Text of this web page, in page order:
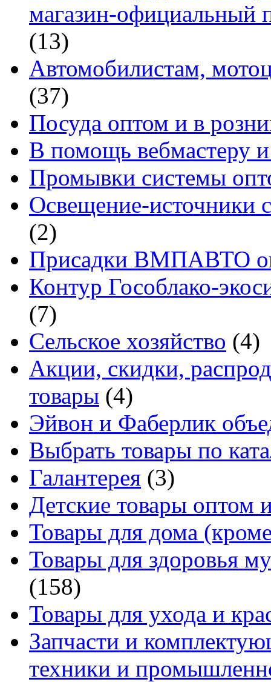
магазин-официальный
(13)
Автомобилистам,
(37)
Посуда оптом и в
В помощь вебмастеру и
Промывки системы
Освещение-источники
(2)
Присадки ВМПАВТО
Контур Гособлако-
(7)
Сельское хозяйство (4)
Акции, скидки,
товары (4)
Эйвон и Фаберлик
Выбрать товары по
Галантерея (3)
Детские товары оптом
Товары для дома
Товары для здоровья
(158)
Товары для ухода и
Запчасти и
техники и